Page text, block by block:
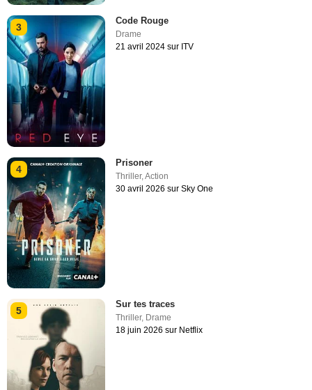
3
Code Rouge
Drame
21 avril 2024 sur ITV
4
Prisoner
Thriller,Action
30 avril 2026 sur Sky One
5
Sur tes traces
Thriller, Drame
18 juin 2026 sur Netflix